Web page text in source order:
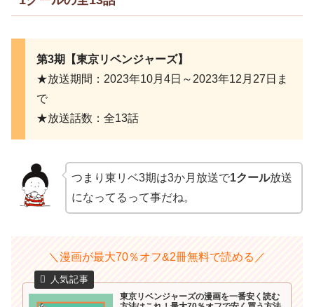
第3期【東京リベンジャーズ】
★放送期間：2023年10月4日～2023年12月27日ま
で
★放送話数：全13話
つまり東リベ3期は3か月放送で1クール放送
になってるって事だね。
＼漫画が最大70％オフ&2冊無料で読める／
東京リベンジャーズの漫画を一番安く読む